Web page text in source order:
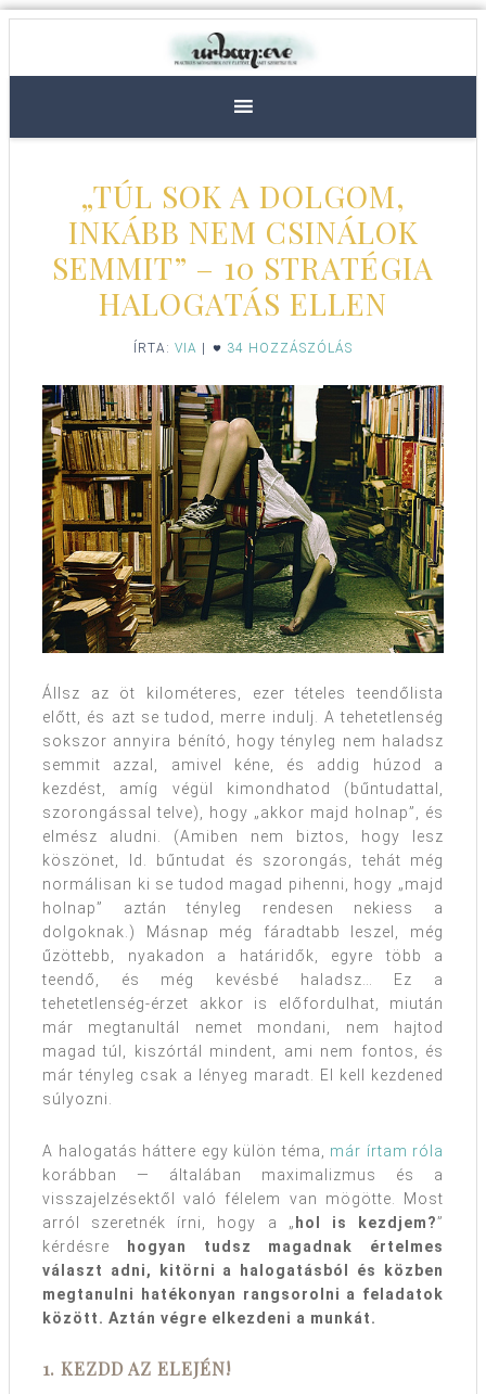
„TÚL SOK A DOLGOM,
INKÁBB NEM CSINÁLOK
SEMMIT” – 10 STRATÉGIA
HALOGATÁS ELLEN
ÍRTA: VIA 34 HOZZÁSZÓLÁS
Állsz az öt kilométeres, ezer tételes teendőlista
előtt, és azt se tudod, merre indulj. A tehetetlenség
sokszor annyira bénító, hogy tényleg nem haladsz
semmit azzal, amivel kéne, és addig húzod a
kezdést, amíg végül kimondhatod (bűntudattal,
szorongással telve), hogy „akkor majd holnap”, és
elmész aludni. (Amiben nem biztos, hogy lesz
köszönet, ld. bűntudat és szorongás, tehát még
normálisan ki se tudod magad pihenni, hogy „majd
holnap” aztán tényleg rendesen nekiess a
dolgoknak.) Másnap még fáradtabb leszel, még
űzöttebb, nyakadon a határidők, egyre több a
teendő, és még kevésbé haladsz… Ez a
tehetetlenség-érzet akkor is előfordulhat, miután
már megtanultál nemet mondani, nem hajtod
magad túl, kiszórtál mindent, ami nem fontos, és
már tényleg csak a lényeg maradt. El kell kezdened
súlyozni.
A halogatás háttere egy külön téma, már írtam róla
korábban — általában maximalizmus és a
visszajelzésektől való félelem van mögötte. Most
arról szeretnék írni, hogy a „ hol is kezdjem?”
kérdésre
hogyan tudsz magadnak értelmes
választ adni, kitörni a halogatásból és közben
megtanulni hatékonyan rangsorolni a feladatok
között. Aztán végre elkezdeni a munkát.
1. KEZDD AZ ELEJÉN!